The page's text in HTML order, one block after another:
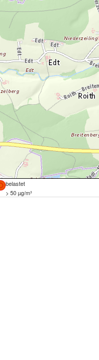
belastet
> 50 µg/m³